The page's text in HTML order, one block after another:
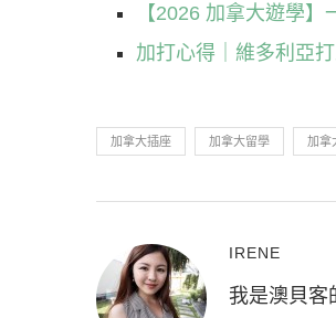
【2026 加拿大遊學
加打心得｜維多利亞
加拿大插座 加拿大留學 加拿
IRENE
我是澳貝客